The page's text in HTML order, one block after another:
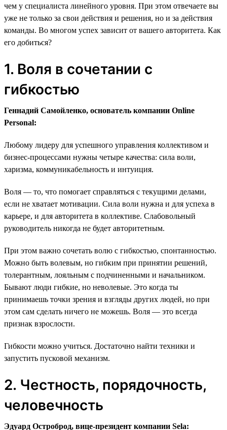
чем у специалиста линейного уровня. При этом отвечаете вы
уже не только за свои действия и решения, но и за действия
команды. Во многом успех зависит от вашего авторитета. Как
его добиться?
1. Воля в сочетании с
гибкостью
Геннадий Самойленко, основатель компании Online
Personal:
Любому лидеру для успешного управления коллективом и
бизнес-процессами нужны четыре качества: сила воли,
харизма, коммуникабельность и интуиция.
Воля — то, что помогает справляться с текущими делами,
если не хватает мотивации. Сила воли нужна и для успеха в
карьере, и для авторитета в коллективе. Слабовольный
руководитель никогда не будет авторитетным.
При этом важно сочетать волю с гибкостью, спонтанностью.
Можно быть волевым, но гибким при принятии решений,
толерантным, лояльным с подчиненными и начальником.
Бывают люди гибкие, но неволевые. Это когда ты
принимаешь точки зрения и взгляды других людей, но при
этом сам сделать ничего не можешь. Воля — это всегда
признак взрослости.
Гибкости можно учиться. Достаточно найти техники и
запустить пусковой механизм.
2. Честность, порядочность,
человечность
Эдуард Остроброд, вице-президент компании Sela: